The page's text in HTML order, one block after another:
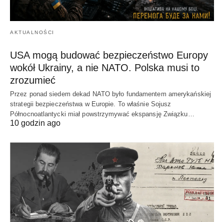
AKTUALNOŚCI
USA mogą budować bezpieczeństwo Europy
wokół Ukrainy, a nie NATO. Polska musi to
zrozumieć
Przez ponad siedem dekad NATO było fundamentem amerykańskiej
strategii bezpieczeństwa w Europie. To właśnie Sojusz
Północnoatlantycki miał powstrzymywać ekspansję Związku…
10 godzin ago